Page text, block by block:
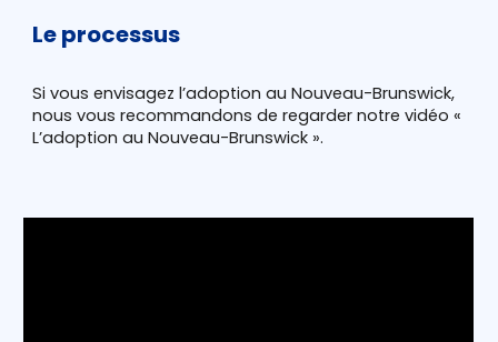
Le processus
Si vous envisagez l’adoption au Nouveau-Brunswick,
nous vous recommandons de regarder notre vidéo «
L’adoption au Nouveau-Brunswick ».